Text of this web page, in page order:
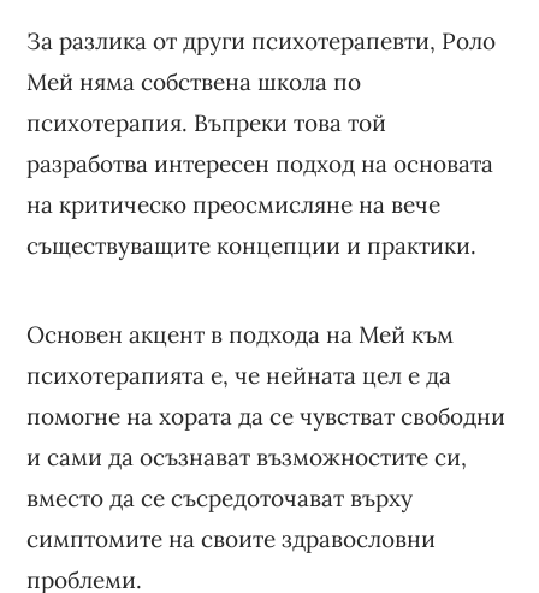
За разлика от други психотерапевти, Роло
Мей няма собствена школа по
психотерапия. Въпреки това той
разработва интересен подход на основата
на критическо преосмисляне на вече
съществуващите концепции и практики.
Основен акцент в подхода на Мей към
психотерапията е, че нейната цел е да
помогне на хората да се чувстват свободни
и сами да осъзнават възможностите си,
вместо да се съсредоточават върху
симптомите на своите здравословни
проблеми.